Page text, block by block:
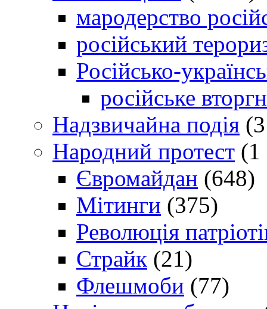
мародерство
російський
Російсько-
російське
Надзвичайна подія
Народний протест (1
Євромайдан (648)
Мітинги (375)
Революція
Страйк (21)
Флешмоби (77)